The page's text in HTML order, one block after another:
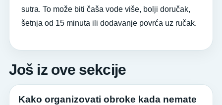
sutra. To može biti čaša vode više, bolji doručak,
šetnja od 15 minuta ili dodavanje povrća uz ručak.
Još iz ove sekcije
Kako organizovati obroke kada nemate